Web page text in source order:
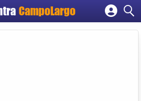
CampoLargo
Cadastrar empresa